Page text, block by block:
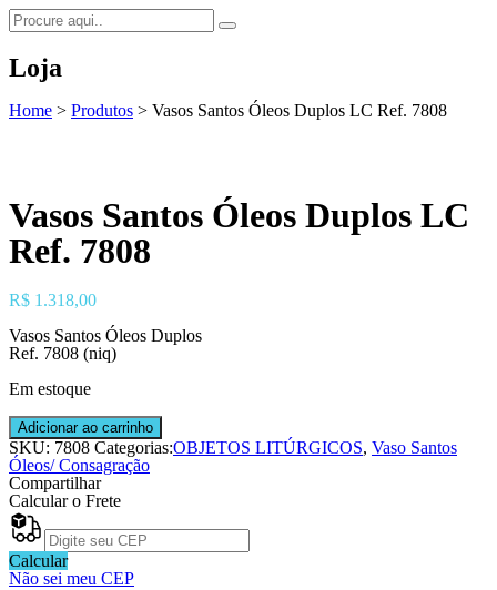
Loja
Home > Produtos > Vasos Santos Óleos Duplos LC Ref. 7808
Vasos Santos Óleos Duplos LC
Ref. 7808
R$ 1.318,00
Vasos Santos Óleos Duplos
Ref. 7808 (niq)
Em estoque
Vasos
Santos
Óleos
Duplos
LC
Ref.
7808
quantidade
Adicionar ao carrinho
SKU: 7808 Categorias:OBJETOS LITÚRGICOS, Vaso Santos
Óleos/ Consagração
Compartilhar
Calcular o Frete
Calcular
Não sei meu CEP